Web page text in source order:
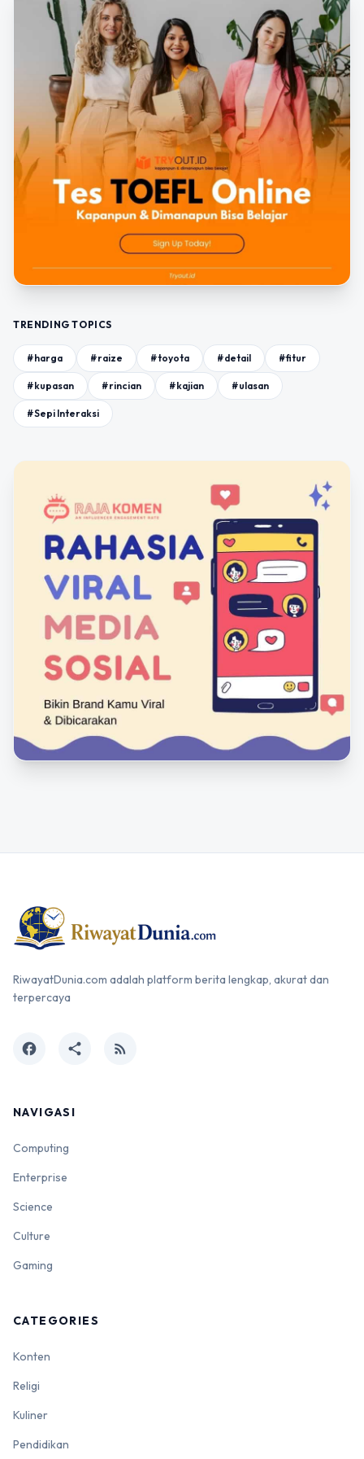
TRENDING TOPICS
#harga #raize #toyota #detail #fitur
#kupasan #rincian #kajian #ulasan
#Sepi Interaksi
RiwayatDunia.com adalah platform berita lengkap, akurat dan
terpercaya
facebook share rss_feed
NAVIGASI
Computing
Enterprise
Science
Culture
Gaming
CATEGORIES
Konten
Religi
Kuliner
Pendidikan